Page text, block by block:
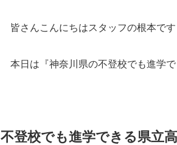
皆さんこんにちはスタッフの根本です
本日は『神奈川県の不登校でも進学
不登校でも進学できる県立